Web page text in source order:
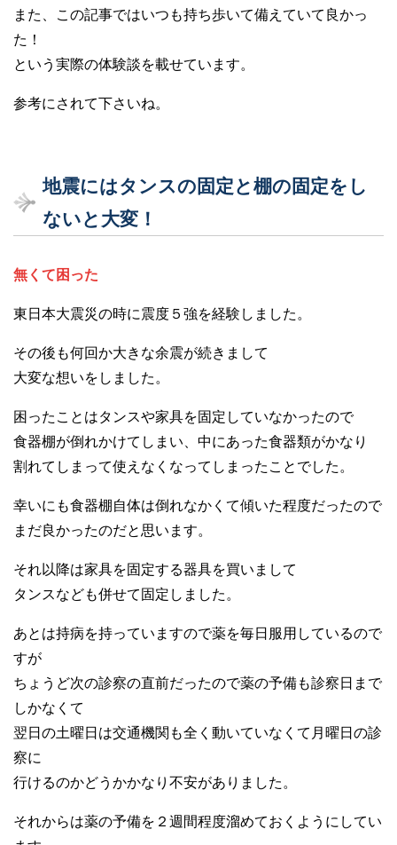
また、この記事ではいつも持ち歩いて備えていて良かっ
た！
という実際の体験談を載せています。
参考にされて下さいね。
地震にはタンスの固定と棚の固定をし
ないと大変！
無くて困った
東日本大震災の時に震度５強を経験しました。
その後も何回か大きな余震が続きまして
大変な想いをしました。
困ったことはタンスや家具を固定していなかったので
食器棚が倒れかけてしまい、中にあった食器類がかなり
割れてしまって使えなくなってしまったことでした。
幸いにも食器棚自体は倒れなかくて傾いた程度だったので
まだ良かったのだと思います。
それ以降は家具を固定する器具を買いまして
タンスなども併せて固定しました。
あとは持病を持っていますので薬を毎日服用しているので
すが
ちょうど次の診察の直前だったので薬の予備も診察日まで
しかなくて
翌日の土曜日は交通機関も全く動いていなくて月曜日の診
察に
行けるのかどうかかなり不安がありました。
それからは薬の予備を２週間程度溜めておくようにしてい